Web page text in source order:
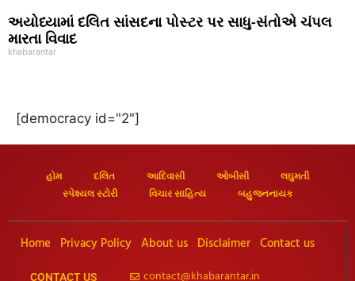
અયોધ્યામાં દલિત સાંસદના પોસ્ટર પર સાધુ-સંતોએ ચંપલ
મારતા વિવાદ
khabarantar
[democracy id="2"]
હોમ દલિત આદિવાસી ઓબીસી
લઘુમતી
સ્પેશ્યલ સ્ટોરી
વિચાર સાહિત્ય બહુજનનાયક
Home Privacy Policy About us Disclaimer Contact us
CONTACT US contact@khabarantar.in